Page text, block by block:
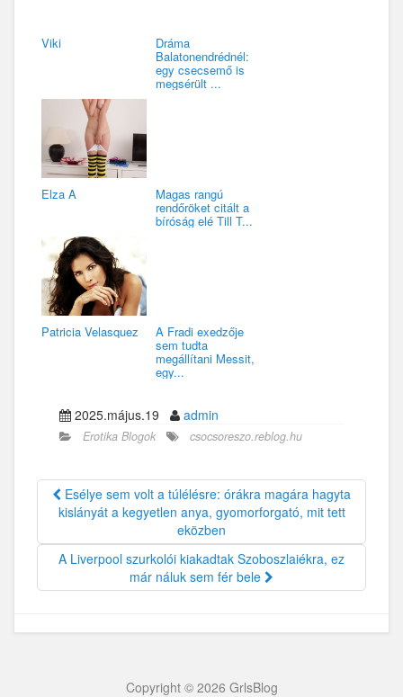
Viki Dráma
Balatonendrédnél:
egy csecsemő is
megsérült ...
Elza A Magas rangú
rendőröket citált a
bíróság elé Till T...
Patricia Velasquez A Fradi exedzője
sem tudta
megállítani Messit,
egy...
2025.május.19 admin
Erotika Blogok csocsoreszo.reblog.hu
Esélye sem volt a túlélésre: órákra magára hagyta
kislányát a kegyetlen anya, gyomorforgató, mit tett
eközben
A Liverpool szurkolói kiakadtak Szoboszlaiékra, ez
már náluk sem fér bele
Copyright © 2026 GrlsBlog